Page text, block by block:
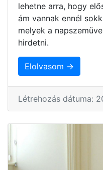
lehetne arra, hogy
ám vannak ennél
melyek a
hirdetni.
Elolvasom →
Létrehozás dátuma: